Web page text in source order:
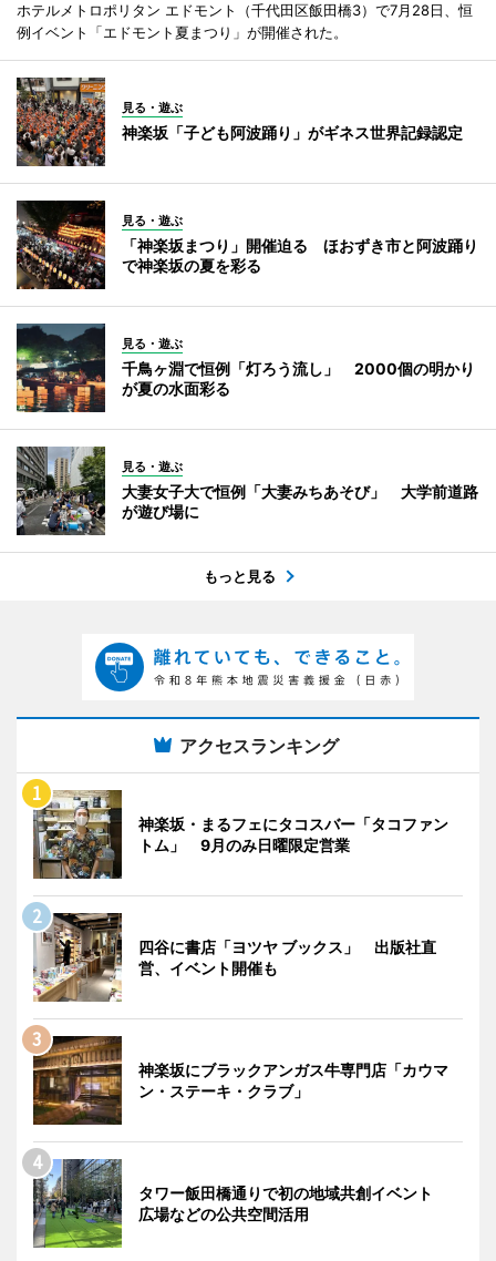
ホテルメトロポリタン エドモント（千代田区飯田橋3）で7月28日、恒
例イベント「エドモント夏まつり」が開催された。
見る・遊ぶ
神楽坂「子ども阿波踊り」がギネス世界記録認定
見る・遊ぶ
「神楽坂まつり」開催迫る ほおずき市と阿波踊り
で神楽坂の夏を彩る
見る・遊ぶ
千鳥ヶ淵で恒例「灯ろう流し」 2000個の明かり
が夏の水面彩る
見る・遊ぶ
大妻女子大で恒例「大妻みちあそび」 大学前道路
が遊び場に
もっと見る
アクセスランキング
神楽坂・まるフェにタコスバー「タコファン
トム」 9月のみ日曜限定営業
四谷に書店「ヨツヤ ブックス」 出版社直
営、イベント開催も
神楽坂にブラックアンガス牛専門店「カウマ
ン・ステーキ・クラブ」
タワー飯田橋通りで初の地域共創イベント
広場などの公共空間活用